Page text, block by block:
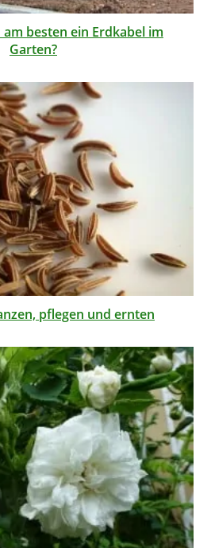
besten ein Erdkabel im
Garten?
pflegen und ernten